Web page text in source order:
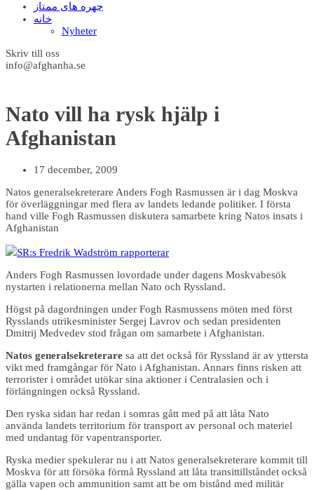
چهره های ممتاز
خانه
Nyheter
Skriv till oss
info@afghanha.se
Nato vill ha rysk hjälp i
Afghanistan
17 december, 2009
Natos generalsekreterare Anders Fogh Rasmussen är i dag Moskva
för överläggningar med flera av landets ledande politiker. I första
hand ville Fogh Rasmussen diskutera samarbete kring Natos insats i
Afghanistan
SR:s Fredrik Wadström rapporterar
Anders Fogh Rasmussen lovordade under dagens Moskvabesök
nystarten i relationerna mellan Nato och Ryssland.
Högst på dagordningen under Fogh Rasmussens möten med först
Rysslands utrikesminister Sergej Lavrov och sedan presidenten
Dmitrij Medvedev stod frågan om samarbete i Afghanistan.
Natos generalsekreterare sa att det också för Ryssland är av yttersta
vikt med framgångar för Nato i Afghanistan. Annars finns risken att
terrorister i området utökar sina aktioner i Centralasien och i
förlängningen också Ryssland.
Den ryska sidan har redan i somras gått med på att låta Nato
använda landets territorium för transport av personal och materiel
med undantag för vapentransporter.
Ryska medier spekulerar nu i att Natos generalsekreterare kommit till
Moskva för att försöka förmå Ryssland att låta transittillståndet också
gälla vapen och ammunition samt att be om bistånd med militär